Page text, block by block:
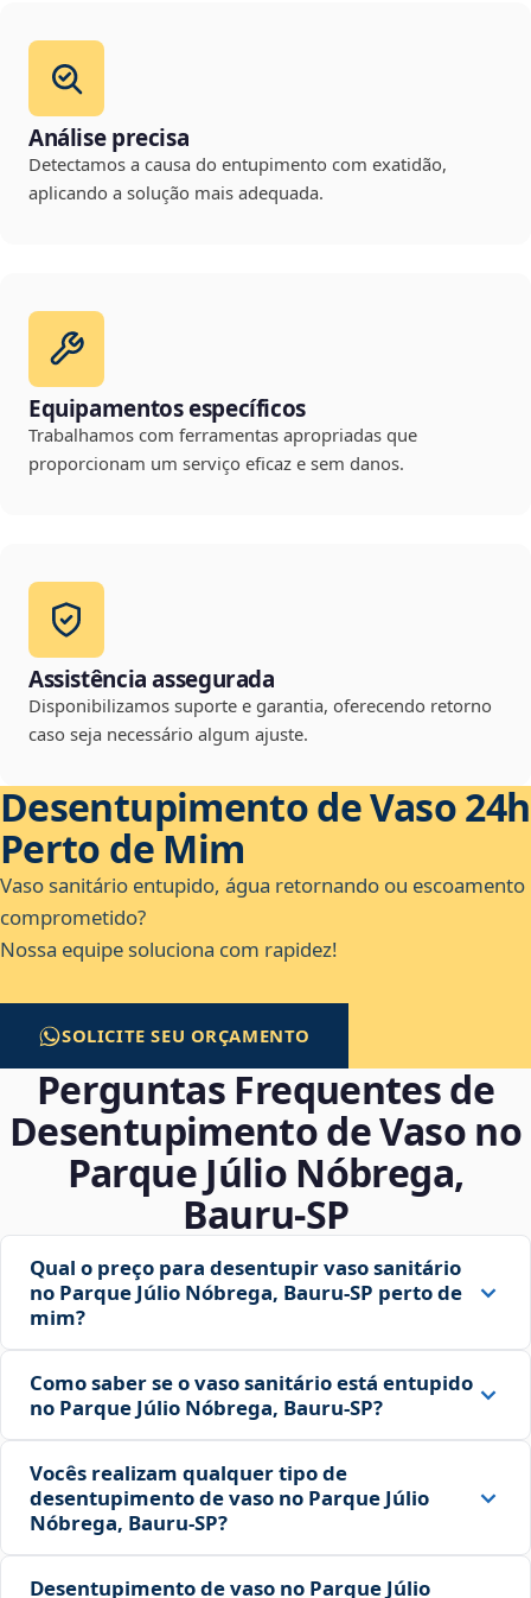
Análise precisa
Detectamos a causa do entupimento com exatidão,
aplicando a solução mais adequada.
Equipamentos específicos
Trabalhamos com ferramentas apropriadas que
proporcionam um serviço eficaz e sem danos.
Assistência assegurada
Disponibilizamos suporte e garantia, oferecendo retorno
caso seja necessário algum ajuste.
Desentupimento de Vaso 24h
Perto de Mim
Vaso sanitário entupido, água retornando ou escoamento
comprometido?
Nossa equipe soluciona com rapidez!
SOLICITE SEU ORÇAMENTO
Perguntas Frequentes de
Desentupimento de Vaso no
Parque Júlio Nóbrega,
Bauru‑SP
Qual o preço para desentupir vaso sanitário
no Parque Júlio Nóbrega, Bauru‑SP perto de
mim?
Como saber se o vaso sanitário está entupido
no Parque Júlio Nóbrega, Bauru‑SP?
Vocês realizam qualquer tipo de
desentupimento de vaso no Parque Júlio
Nóbrega, Bauru‑SP?
Desentupimento de vaso no Parque Júlio